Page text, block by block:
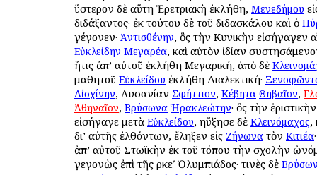
ὕστερον δὲ αὕτη Ἐρετριακὴ ἐκλήθη, Μενεδήμου
διδάξαντος· ἐκ τούτου δὲ τοῦ διδασκάλου καὶ ὁ
γέγονεν· Ἀντισθένην, ὃς τὴν Κυνικὴν εἰσήγαγεν
Εὐκλείδην Μεγαρέα, καὶ αὐτὸν ἰδίαν
ἥτις ἀπ’ αὐτοῦ ἐκλήθη Μεγαρική, ἀπὸ δὲ
μαθητοῦ Εὐκλείδου ἐκλήθη Διαλεκτική·
Αἰσχίνην, Λυσανίαν Σφήττιον, Κέβητα Θηβαῖον,
Ἀθηναῖον, Βρύσωνα Ἡρακλεώτην· ὃς τὴν
εἰσήγαγε μετὰ Εὐκλείδου, ηὔξησε δὲ Κλεινόμαχος,
δι’ αὐτῆς ἐλθόντων, ἔληξεν εἰς Ζήνωνα τὸν Κιτιέα
ἀπ’ αὐτοῦ Στωϊκὴν ἐκ τοῦ τόπου τὴν σχολὴν
γεγονὼς ἐπὶ τῆς ρκεʹ Ὀλυμπιάδος· τινὲς δὲ